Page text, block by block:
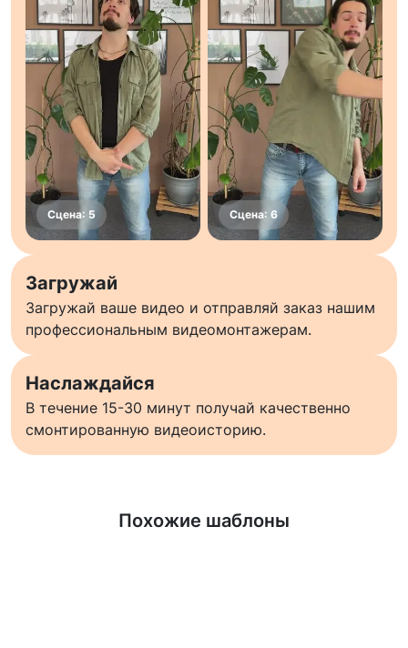
Загружай
Загружай ваше видео и отправляй заказ нашим
профессиональным видеомонтажерам.
Наслаждайся
В течение 15-30 минут получай качественно
смонтированную видеоисторию.
Похожие шаблоны
Узнать больше